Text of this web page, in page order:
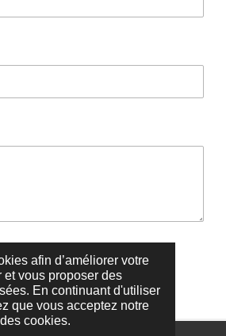
afin d’améliorer votre
vous proposer des
En continuant d'utiliser
que vous acceptez notre
cookies.